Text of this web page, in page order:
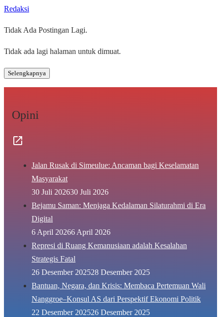
Redaksi
Tidak Ada Postingan Lagi.
Tidak ada lagi halaman untuk dimuat.
Selengkapnya
Opini
Jalan Rusak di Simeulue: Ancaman bagi Keselamatan
Masyarakat
30 Juli 202630 Juli 2026
Bejamu Saman: Menjaga Kedalaman Silaturahmi di Era
Digital
6 April 20266 April 2026
Represi di Ruang Kemanusiaan adalah Kesalahan
Strategis Fatal
26 Desember 202528 Desember 2025
Bantuan, Negara, dan Krisis: Membaca Pertemuan Wali
Nanggroe–Konsul AS dari Perspektif Ekonomi Politik
22 Desember 202526 Desember 2025